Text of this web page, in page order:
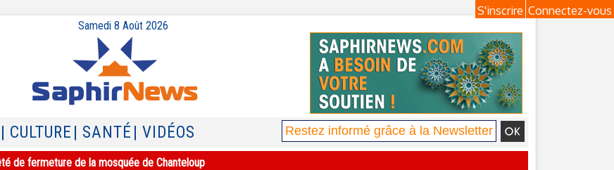
Connectez-vous
S'inscrire
Samedi 8 Août 2026
| CULTURE | SANTÉ | VIDÉOS
de fermeture de la mosquée de Chanteloup